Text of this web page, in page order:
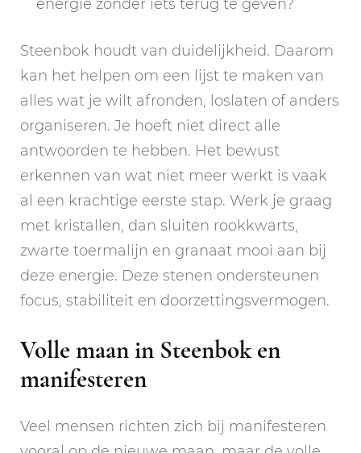
energie zonder iets terug te geven?
Steenbok houdt van duidelijkheid. Daarom
kan het helpen om een lijst te maken van
alles wat je wilt afronden, loslaten of anders
organiseren. Je hoeft niet direct alle
antwoorden te hebben. Het bewust
erkennen van wat niet meer werkt is vaak
al een krachtige eerste stap. Werk je graag
met kristallen, dan sluiten rookkwarts,
zwarte toermalijn en granaat mooi aan bij
deze energie. Deze stenen ondersteunen
focus, stabiliteit en doorzettingsvermogen.
Volle maan in Steenbok en
manifesteren
Veel mensen richten zich bij manifesteren